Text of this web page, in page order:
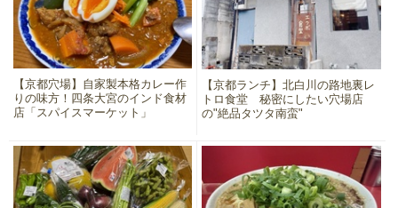
【京都穴場】自家製本格カレー作
りの味方！四条大宮のインド食材
店「スパイスマーケット」
【京都ランチ】北白川の路地裏レ
トロ食堂 秘密にしたい穴場店
の"絶品タツタ南蛮"